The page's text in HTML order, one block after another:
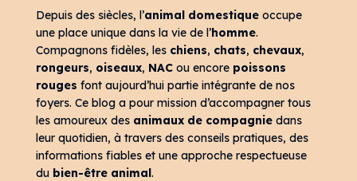
Depuis des siècles, l’animal domestiqueoccupe
une place unique dans la vie de l’homme.
Compagnons fidèles, les chiens, chats, chevaux,
rongeurs, oiseaux, NACou encore poissons
rouges font aujourd’hui partie intégrante de nos
foyers. Ce blog a pour mission d’accompagner tous
les amoureux des animaux de compagniedans
leur quotidien, à travers des conseils pratiques, des
informations fiables et une approche respectueuse
du bien-être animal.